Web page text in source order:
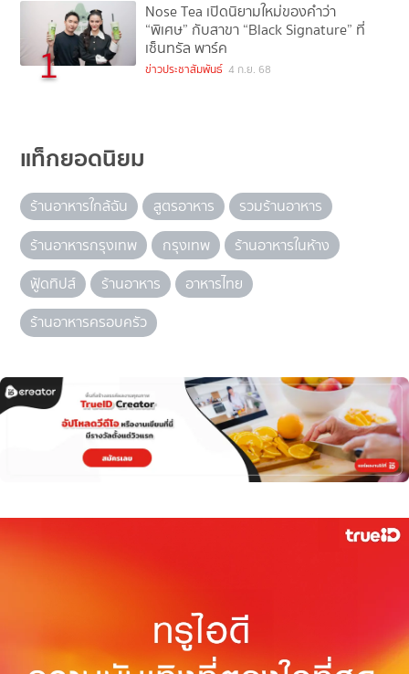
1
Nose Tea เปิดนิยามใหม่ของคำว่า
“พิเศษ” กับสาขา “Black Signature” ที่
เซ็นทรัล พาร์ค
ข่าวประชาสัมพันธ์ 4 ก.ย. 68
แท็กยอดนิยม
ร้านอาหารใกล้ฉัน สูตรอาหาร
รวมร้านอาหาร
ร้านอาหารกรุงเทพ
กรุงเทพ
ร้านอาหารในห้าง
ฟู้ดทิปส์
ร้านอาหาร
อาหารไทย
ร้านอาหารครอบครัว